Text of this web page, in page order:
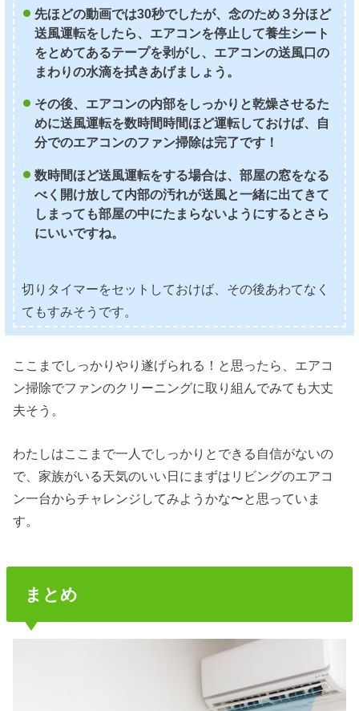
先ほどの動画では30秒でしたが、念のため３分ほど
送風運転をしたら、エアコンを停止して養生シート
をとめてあるテープを剥がし、エアコンの送風口の
まわりの水滴を拭きあげましょう。
その後、エアコンの内部をしっかりと乾燥させるた
めに送風運転を数時間時間ほど運転しておけば、自
分でのエアコンのファン掃除は完了です！
数時間ほど送風運転をする場合は、部屋の窓をなる
べく開け放して内部の汚れが送風と一緒に出てきて
しまっても部屋の中にたまらないようにするとさら
にいいですね。
切りタイマーをセットしておけば、その後あわてなく
てもすみそうです。
ここまでしっかりやり遂げられる！と思ったら、エアコ
ン掃除でファンのクリーニングに取り組んでみても大丈
夫そう。
わたしはここまで一人でしっかりとできる自信がないの
で、家族がいる天気のいい日にまずはリビングのエアコ
ン一台からチャレンジしてみようかな〜と思っていま
す。
まとめ